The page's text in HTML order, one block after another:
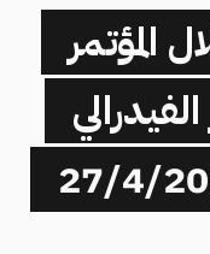
المؤتمر